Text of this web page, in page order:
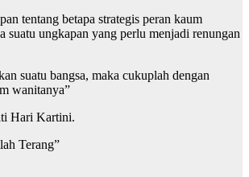
tentang betapa strategis peran kaum
suatu ungkapan yang perlu menjadi renungan
suatu bangsa, maka cukuplah dengan
wanitanya”
Hari Kartini.
Terang”